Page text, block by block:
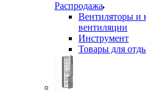
Распродажа
Вентиляторы и
вентиляции
Инструмент
Товары для